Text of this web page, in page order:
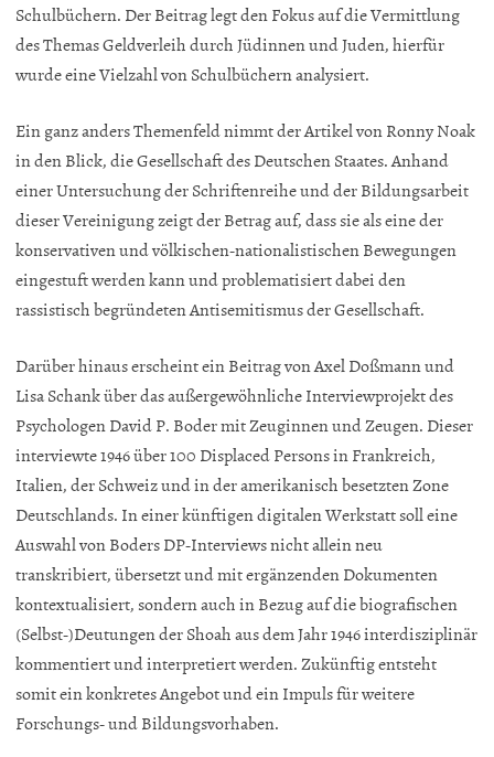
Schulbüchern. Der Beitrag legt den Fokus auf die Vermittlung
des Themas Geldverleih durch Jüdinnen und Juden, hierfür
wurde eine Vielzahl von Schulbüchern analysiert.
Ein ganz anders Themenfeld nimmt der Artikel von Ronny Noak
in den Blick, die Gesellschaft des Deutschen Staates. Anhand
einer Untersuchung der Schriftenreihe und der Bildungsarbeit
dieser Vereinigung zeigt der Betrag auf, dass sie als eine der
konservativen und völkischen-nationalistischen Bewegungen
eingestuft werden kann und problematisiert dabei den
rassistisch begründeten Antisemitismus der Gesellschaft.
Darüber hinaus erscheint ein Beitrag von Axel Doßmann und
Lisa Schank über das außergewöhnliche Interviewprojekt des
Psychologen David P. Boder mit Zeuginnen und Zeugen. Dieser
interviewte 1946 über 100 Displaced Persons in Frankreich,
Italien, der Schweiz und in der amerikanisch besetzten Zone
Deutschlands. In einer künftigen digitalen Werkstatt soll eine
Auswahl von Boders DP-Interviews nicht allein neu
transkribiert, übersetzt und mit ergänzenden Dokumenten
kontextualisiert, sondern auch in Bezug auf die biografischen
(Selbst-)Deutungen der Shoah aus dem Jahr 1946 interdisziplinär
kommentiert und interpretiert werden. Zukünftig entsteht
somit ein konkretes Angebot und ein Impuls für weitere
Forschungs- und Bildungsvorhaben.